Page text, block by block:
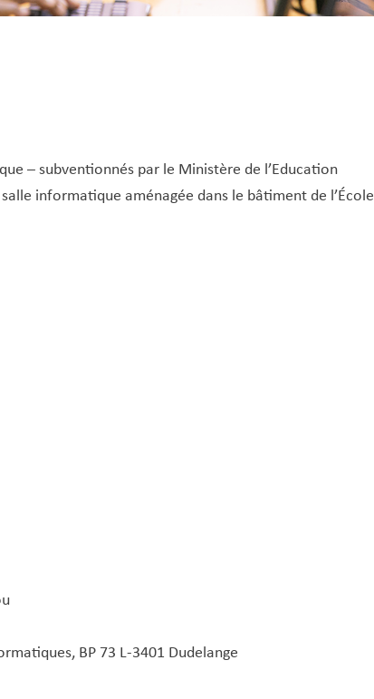
– subventionnés par le Ministère de l’Education
informatique aménagée dans le bâtiment de l’École
BP 73 L-3401 Dudelange